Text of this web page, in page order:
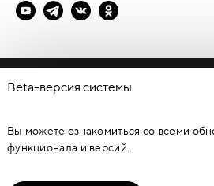
Политика
© Каталог дверей - DverProf, 2021-
являются объектами авторского
копирование, распространение,
ФЕДЕРАЦИИ ОТ 09.07.93Г. №5351-1
Beta-версия системы
Вы можете ознакомиться со всеми
функционала и версий.